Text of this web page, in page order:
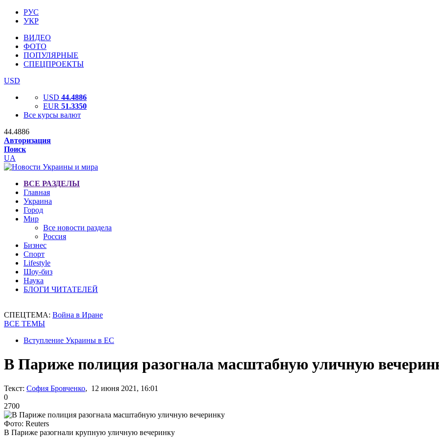
РУС
УКР
ВИДЕО
ФОТО
ПОПУЛЯРНЫЕ
СПЕЦПРОЕКТЫ
USD
USD 44.4886
EUR 51.3350
Все курсы валют
44.4886
Авторизация
Поиск
UA
ВСЕ РАЗДЕЛЫ
Главная
Украина
Город
Мир
Все новости раздела
Россия
Бизнес
Спорт
Lifestyle
Шоу-биз
Наука
БЛОГИ ЧИТАТЕЛЕЙ
СПЕЦТЕМА: Война в Иране
ВСЕ ТЕМЫ
Вступление Украины в ЕС
В Париже полиция разогнала масштабную уличную
Текст: София Бровченко, 12 июня 2021, 16:01
0
2700
Фото: Reuters
В Париже разогнали крупную уличную вечеринку